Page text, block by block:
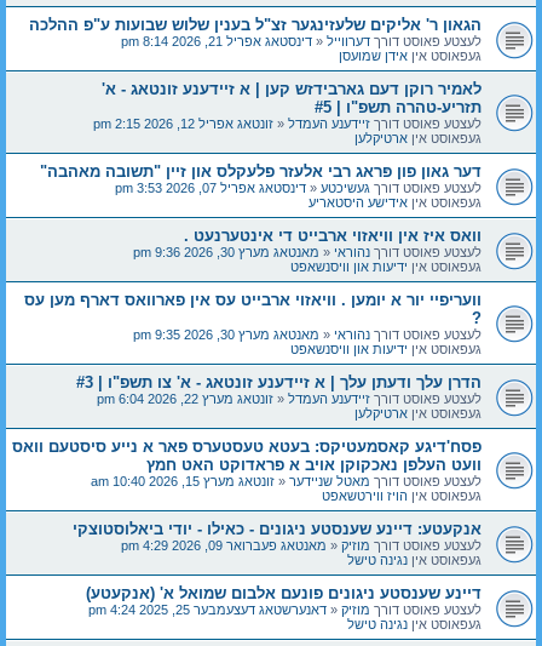
הגאון ר' אליקים שלעזינגער זצ"ל בענין שלוש שבועות ע"פ ההלכה
לעצטע פאוסט דורך דערווייל « דינסטאג אפריל 21, 2026 8:14 pm
געפאוסט אין אידן שמועסן
לאמיר רוקן דעם גארבידזש קען | א זיידענע זונטאג - א'
תזריע-טהרה תשפ"ו | #5
לעצטע פאוסט דורך זיידענע העמדל « זונטאג אפריל 12, 2026 2:15 pm
געפאוסט אין ארטיקלען
דער גאון פון פּראג רבי אלעזר פלעקלס און זיין "תשובה מאהבה"
לעצטע פאוסט דורך געשיכטע « דינסטאג אפריל 07, 2026 3:53 pm
געפאוסט אין אידישע היסטאריע
וואס איז אין וויאזוי ארבייט די אינטערנעט .
לעצטע פאוסט דורך נהוראי « מאנטאג מערץ 30, 2026 9:36 pm
געפאוסט אין ידיעות און וויסנשאפט
וועריפיי יור א יומען . וויאזוי ארבייט עס אין פארוואס דארף מען עס
?
לעצטע פאוסט דורך נהוראי « מאנטאג מערץ 30, 2026 9:35 pm
געפאוסט אין ידיעות און וויסנשאפט
הדרן עלך ודעתן עלך | א זיידענע זונטאג - א' צו תשפ"ו | #3
לעצטע פאוסט דורך זיידענע העמדל « זונטאג מערץ 22, 2026 6:04 pm
געפאוסט אין ארטיקלען
פסח'דיגע קאסמעטיקס: בעטא טעסטערס פאר א נייע סיסטעם וואס
וועט העלפן נאכקוקן אויב א פראדוקט האט חמץ
לעצטע פאוסט דורך מאטל שניידער « זונטאג מערץ 15, 2026 10:40 am
געפאוסט אין הויז ווירטשאפט
אנקעטע: דיינע שענסטע ניגונים - כאילו - יודי ביאלוסטוצקי
לעצטע פאוסט דורך מוזיק « מאנטאג פעברואר 09, 2026 4:29 pm
געפאוסט אין נגינה טישל
דיינע שענסטע ניגונים פונעם אלבום שמואל א' (אנקעטע)
לעצטע פאוסט דורך מוזיק « דאנערשטאג דעצעמבער 25, 2025 4:24 pm
געפאוסט אין נגינה טישל